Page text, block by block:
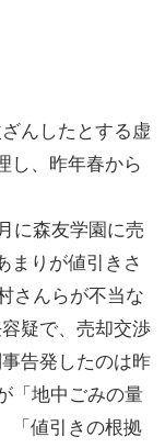
んしたとする虚
し、昨年春から
に森友学園に売
まりが値引きさ
さんらが不当な
疑で、売却交渉
告発したのは昨
「地中ごみの量
「値引きの根拠